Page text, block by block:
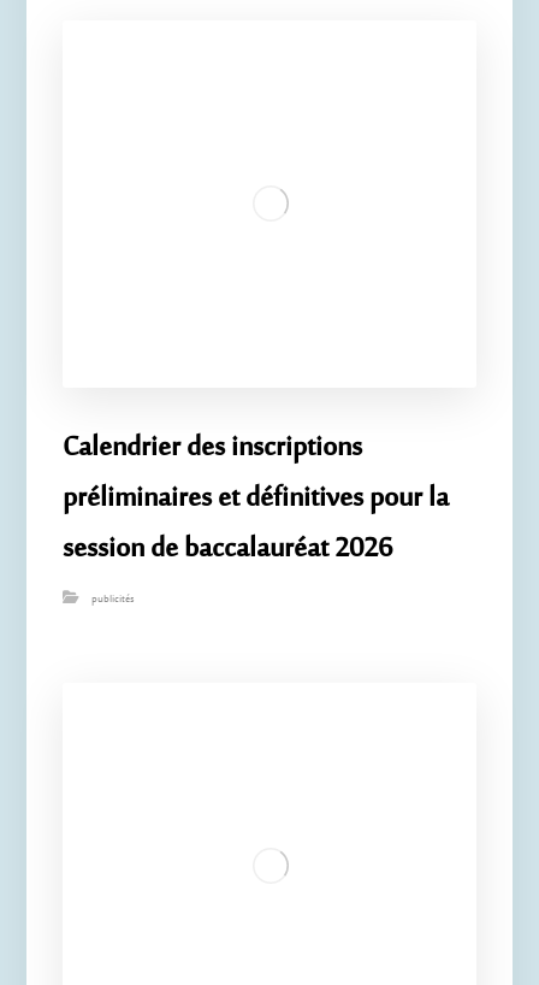
Calendrier des inscriptions
préliminaires et définitives pour la
session de baccalauréat 2026
publicités